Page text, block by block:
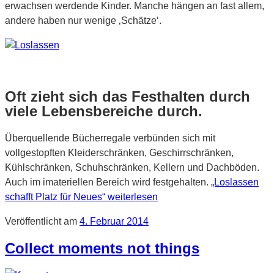
erwachsen werdende Kinder. Manche hängen an fast allem,
andere haben nur wenige ‚Schätze‘.
Oft zieht sich das Festhalten durch
viele Lebensbereiche durch.
Überquellende Bücherregale verbünden sich mit
vollgestopften Kleiderschränken, Geschirrschränken,
Kühlschränken, Schuhschränken, Kellern und Dachböden.
Auch im imateriellen Bereich wird festgehalten. „Loslassen
schafft Platz für Neues“ weiterlesen
Veröffentlicht am 4. Februar 2014
Collect moments not things